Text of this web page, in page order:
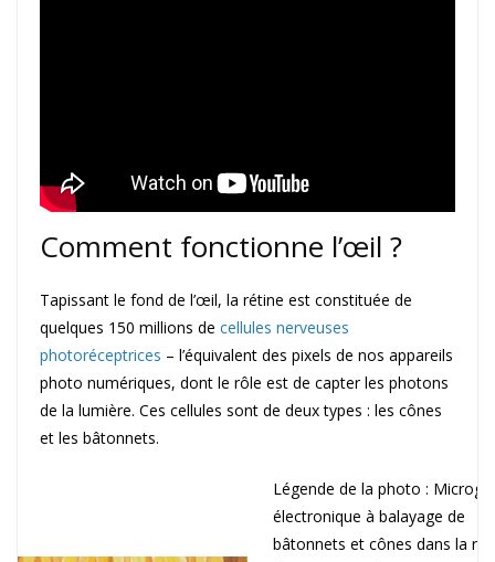
Comment fonctionne l’œil ?
Tapissant le fond de l’œil, la rétine est constituée de
quelques 150 millions de cellules nerveuses
photoréceptrices – l’équivalent des pixels de nos appareils
photo numériques, dont le rôle est de capter les photons
de la lumière. Ces cellules sont de deux types : les cônes
et les bâtonnets.
Légende de la photo :
électronique à balayage de
bâtonnets et cônes dans la